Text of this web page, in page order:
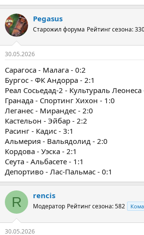
Pegasus
Старожил форума Рейтинг сезона:
30.05.2026
Сарагоса - Малага - 0:2
Бургос - ФК Андорра - 2:1
Реал Сосьедад-2 - Культураль Леонеса
Гранада - Спортинг Хихон - 1:0
Леганес - Мирандес - 2:0
Кастельон - Эйбар - 2:2
Расинг - Кадис - 3:1
Альмерия - Вальядолид - 2:0
Кордова - Уэска - 2:1
Сеута - Альбасете - 1:1
Депортиво - Лас-Пальмас - 0:1
R rencis
Модератор Рейтинг сезона: 582
30.05.2026